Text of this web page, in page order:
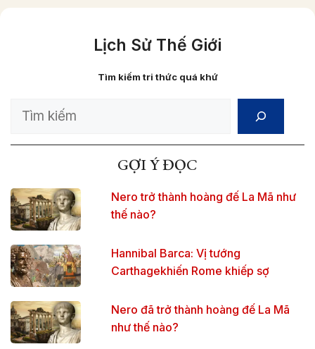
Lịch Sử Thế Giới
Tìm kiếm tri thức quá khứ
Search
GỢI Ý ĐỌC
Nero trở thành hoàng đế La Mã như
thế nào?
Hannibal Barca: Vị tướng
Carthagekhiến Rome khiếp sợ
Nero đã trở thành hoàng đế La Mã
như thế nào?